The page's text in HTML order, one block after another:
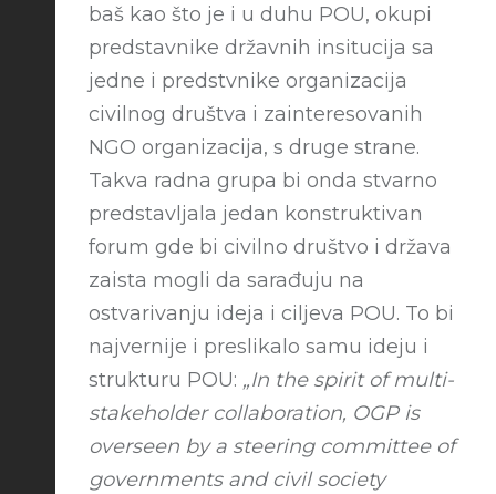
baš kao što je i u duhu POU, okupi
predstavnike državnih insitucija sa
jedne i predstvnike organizacija
civilnog društva i zainteresovanih
NGO organizacija, s druge strane.
Takva radna grupa bi onda stvarno
predstavljala jedan konstruktivan
forum gde bi civilno društvo i država
zaista mogli da sarađuju na
ostvarivanju ideja i ciljeva POU. To bi
najvernije i preslikalo samu ideju i
strukturu POU: „In the spirit of multi-
stakeholder collaboration, OGP is
overseen by a steering committee of
governments and civil society